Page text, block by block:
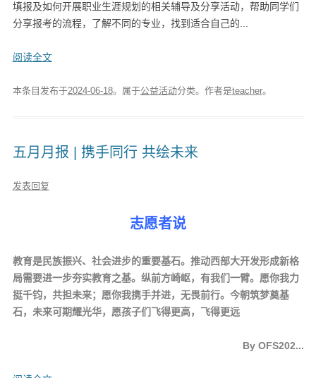
填报及如何开展职业生涯规划的相关辅导及分享活动，帮助同学们
分享报考的流程，了解不同的专业，找到适合自己的...
阅读全文
本条目发布于2024-06-18。属于公益活动分类。 作者是teacher。
五月月报 | 携手同行 共绘未来
发表回复
志愿者说
教育是民族振兴、社会进步的重要基石。推动西部大开发形成新格
局需要进一步夯实教育之基。纵前方崎岖，有我们一臂。愿你我力
挺千钧，共担未来；愿你我携手并进，无畏前行。今朝筑梦奠基
石，未来可期耀光华，愿孩子们飞得更高，飞得更远
By OFS202...